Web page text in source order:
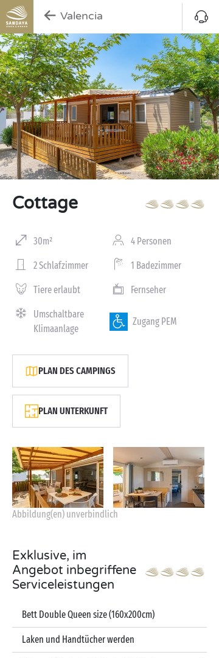
Valencia
Cottage
30m² 4 Personen
2 Schlafzimmer 1 Badezimmer
Tiere erlaubt Fernseher
Umschaltbare
Klimaanlage
Zugang PEM
PLAN DES CAMPINGS
PLAN UNTERKUNFT
Abbildung(en) unverbindlich
Exklusive, im
Angebot inbegriffene
Serviceleistungen
Bett Double Queen size (160x200cm)
Laken und Handtücher werden